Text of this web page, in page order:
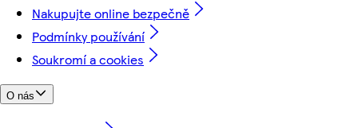
Nakupujte online bezpečně
Podmínky používání
Soukromí a cookies
O nás